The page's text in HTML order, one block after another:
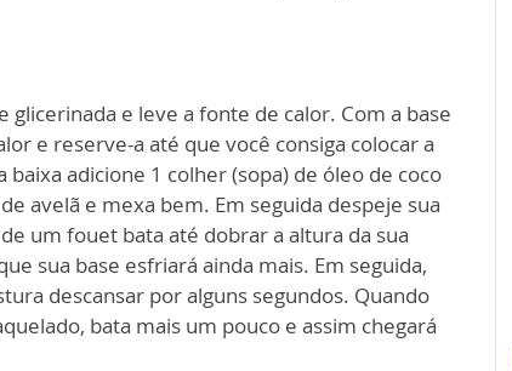
glicerinada e leve a fonte de calor. Com a base
e reserve-a até que você consiga colocar a
adicione 1 colher (sopa) de óleo de coco
avelã e mexa bem. Em seguida despeje sua
um fouet bata até dobrar a altura da sua
sua base esfriará ainda mais. Em seguida,
descansar por alguns segundos. Quando
bata mais um pouco e assim chegará